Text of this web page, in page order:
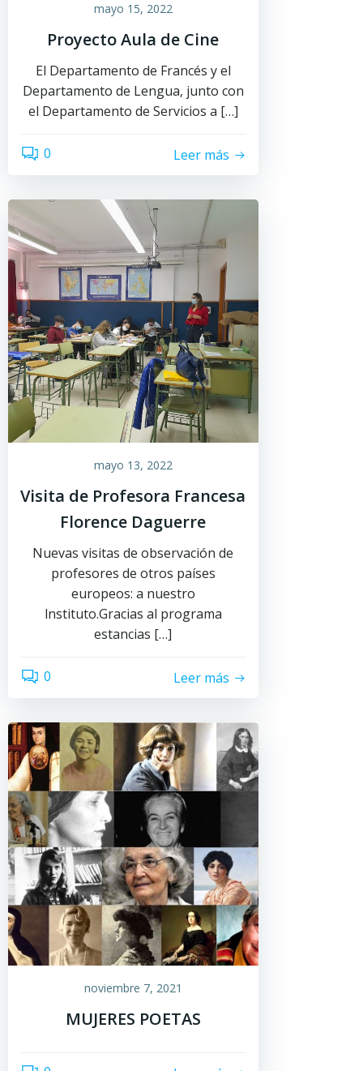
mayo 15, 2022
Proyecto Aula de Cine
El Departamento de Francés y el
Departamento de Lengua, junto con
el Departamento de Servicios a […]
0 Leer más
mayo 13, 2022
Visita de Profesora Francesa
Florence Daguerre
Nuevas visitas de observación de
profesores de otros países
europeos: a nuestro
lnstituto.Gracias al programa
estancias […]
0 Leer más
noviembre 7, 2021
MUJERES POETAS